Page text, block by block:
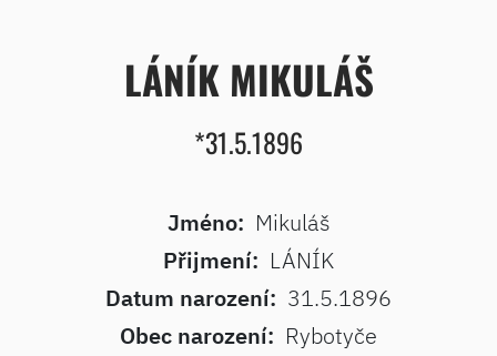
LÁNÍK MIKULÁŠ
*31.5.1896
Jméno: Mikuláš
Přijmení: LÁNÍK
Datum narození: 31.5.1896
Obec narození: Rybotyče